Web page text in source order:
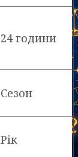
24 години
Сезон
Рік